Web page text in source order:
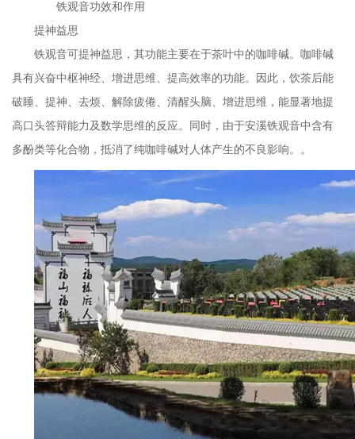
铁观音功效和作用
提神益思
铁观音可提神益思，其功能主要在于茶叶中的咖啡碱。咖啡碱
具有兴奋中枢神经、增进思维、提高效率的功能。因此，饮茶后能
破睡、提神、去烦、解除疲倦、清醒头脑、增进思维，能显著地提
高口头答辩能力及数学思维的反应。同时，由于安溪铁观音中含有
多酚类等化合物，抵消了纯咖啡碱对人体产生的不良影响。。